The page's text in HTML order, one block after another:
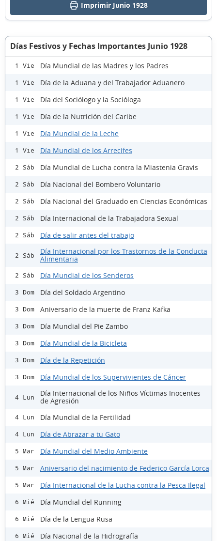
Imprimir Junio 1928
Días Festivos y Fechas Importantes Junio 1928
1 Vie Día Mundial de las Madres y los Padres
1 Vie Día de la Aduana y del Trabajador Aduanero
1 Vie Día del Sociólogo y la Socióloga
1 Vie Día de la Nutrición del Caribe
1 Vie Día Mundial de la Leche
1 Vie Día Mundial de los Arrecifes
2 Sáb Día Mundial de Lucha contra la Miastenia Gravis
2 Sáb Día Nacional del Bombero Voluntario
2 Sáb Día Nacional del Graduado en Ciencias Económicas
2 Sáb Día Internacional de la Trabajadora Sexual
2 Sáb Día de salir antes del trabajo
2 Sáb
Día Internacional por los Trastornos de la Conducta
Alimentaria
2 Sáb Día Mundial de los Senderos
3 Dom Día del Soldado Argentino
3 Dom Aniversario de la muerte de Franz Kafka
3 Dom Día Mundial del Pie Zambo
3 Dom Día Mundial de la Bicicleta
3 Dom Día de la Repetición
3 Dom Día Mundial de los Supervivientes de Cáncer
4 Lun
Día Internacional de los Niños Víctimas Inocentes
de Agresión
4 Lun Día Mundial de la Fertilidad
4 Lun Día de Abrazar a tu Gato
5 Mar Día Mundial del Medio Ambiente
5 Mar Aniversario del nacimiento de Federico García Lorca
5 Mar Día Internacional de la Lucha contra la Pesca Ilegal
6 Mié Día Mundial del Running
6 Mié Día de la Lengua Rusa
6 Mié Día Nacional de la Hidrografía